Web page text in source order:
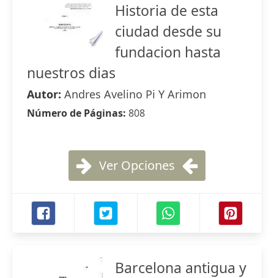
Historia de esta
ciudad desde su
fundacion hasta
nuestros dias
Autor: Andres Avelino Pi Y Arimon
Número de Páginas: 808
Ver Opciones
Barcelona antigua y